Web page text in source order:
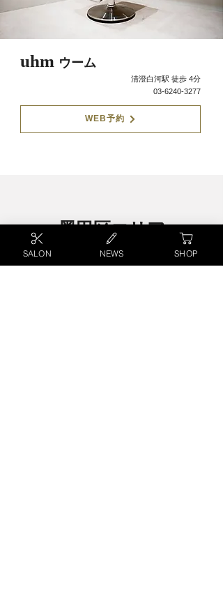
uhm ウーム
清澄白河駅 徒歩 4分
03-6240-3277
WEB予約
墨田区エリア
Sumida Ward Area
東京・墨田区ではとうきょうスカイツリー駅から徒歩3
SALON NEWS SHOP